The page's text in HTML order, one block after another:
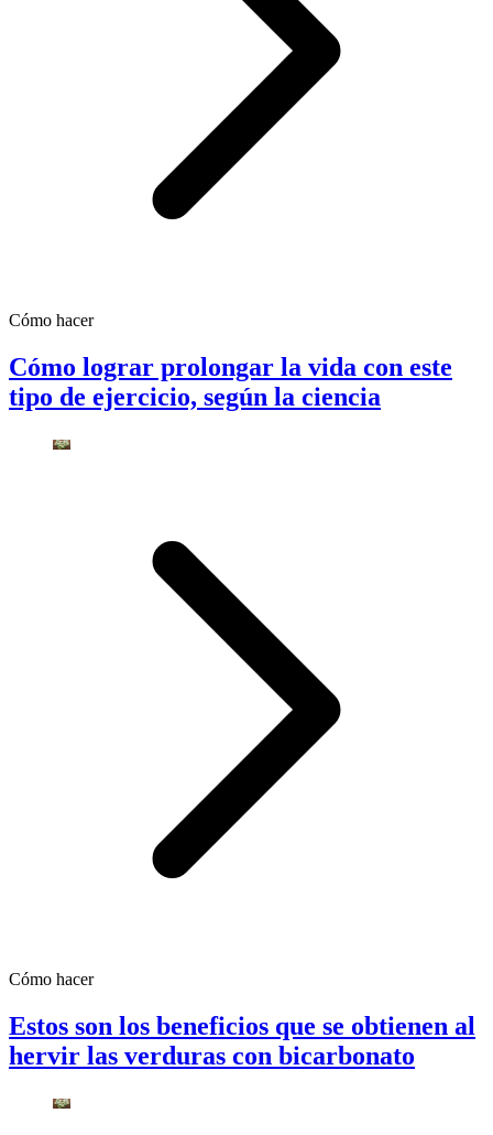
Cómo hacer
Cómo lograr prolongar la vida con este
tipo de ejercicio, según la ciencia
Cómo hacer
Estos son los beneficios que se obtienen al
hervir las verduras con bicarbonato